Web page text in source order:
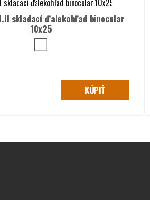
skladací ďalekohľad binocular
10x25
KÚPIŤ